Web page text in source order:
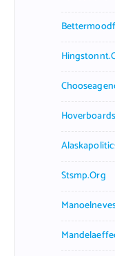
Stsmp.org